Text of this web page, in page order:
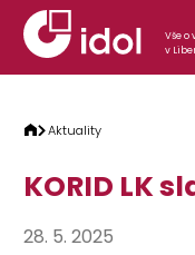
Přeskočit na obsah
Vše o
v
Aktuality
KORID LK
28. 5. 2025